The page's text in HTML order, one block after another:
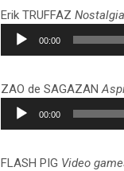
Erik TRUFFAZNostalgia
Lecteur
audio
00:00
ZAO de SAGAZAN
Lecteur
audio
00:00
FLASH PIG Video